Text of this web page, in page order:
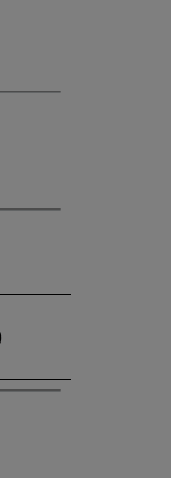
(„consenthub“)
finden Sie in den